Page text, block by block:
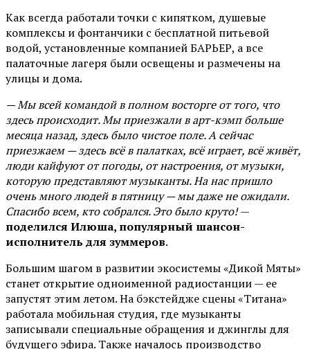
Как всегда работали точки с кипятком, душевые
комплексы и фонтанчики с бесплатной питьевой
водой, установленные компанией БАРЬЕР, а все
палаточные лагеря были освещены и размечены на
улицы и дома.
— Мы всей командой в полном восторге от того, что
здесь происходит. Мы приезжали в арт-кэмп больше
месяца назад, здесь было чистое поле. А сейчас
приезжаем — здесь всё в палатках, всё играет, всё живёт,
люди кайфуют от погоды, от настроения, от музыки,
которую представляют музыканты. На нас пришло
очень много людей в пятницу — мы даже не ожидали.
Спасибо всем, кто собрался. Это было круто!—
поделился Илюша, популярный шансон-
исполнитель для зуммеров.
Большим шагом в развитии экосистемы «Дикой Мяты»
станет открытие одноименной радиостанции — ее
запустят этим летом. На бэкстейдже сцены «Титана»
работала мобильная студия, где музыканты
записывали специальные обращения и джинглы для
будущего эфира. Также началось производство